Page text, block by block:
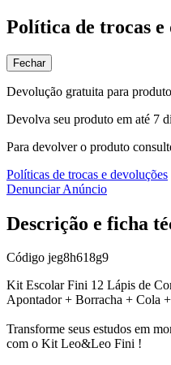
Política de trocas e
Fechar
Devolução gratuita para
Devolva seu produto em até 7
Para devolver o produto
Políticas de trocas e devoluções
Denunciar Anúncio
Descrição e ficha
Código jeg8h618g9
Kit Escolar Fini 12 Lápis de
Apontador + Borracha + Cola
Transforme seus estudos em
com o Kit Leo&Leo Fini !